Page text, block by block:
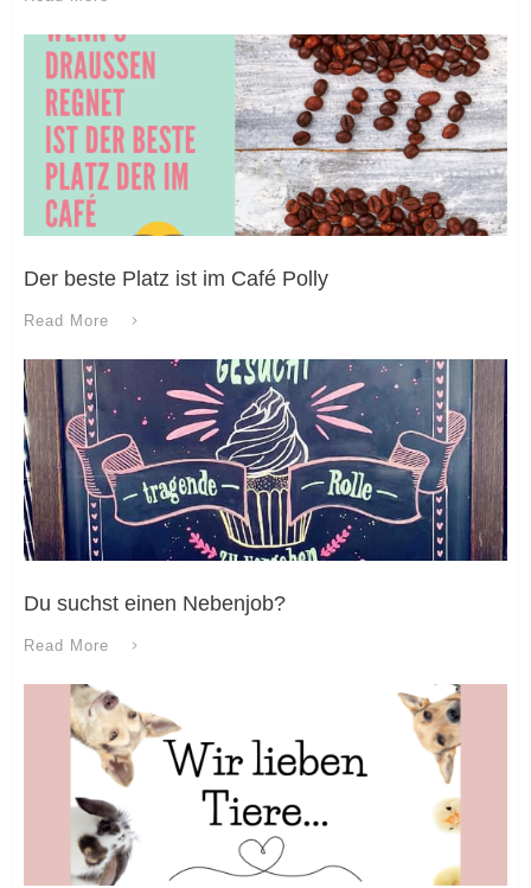
Der beste Platz ist im Café Polly
Read More
Du suchst einen Nebenjob?
Read More